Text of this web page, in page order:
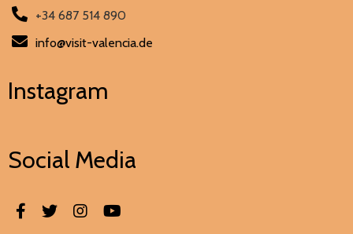
+34 687 514 890
info@visit-valencia.de
Instagram
Social Media